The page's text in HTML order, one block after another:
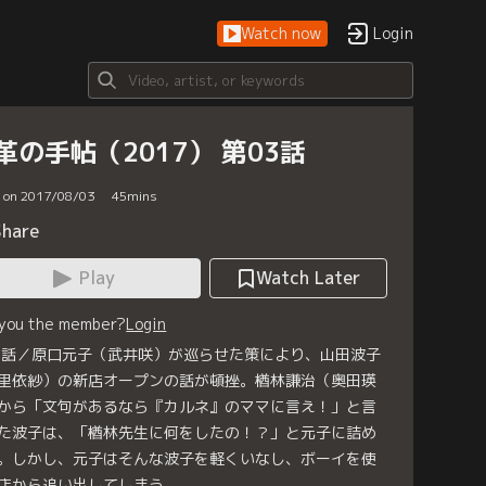
Watch now Login
の手帖（2017） 第03話
on 2017/08/03 45mins
Play
Watch Later
the member?Login
／原口元子（武井咲）が巡らせた策により、山田波子
依紗）の新店オープンの話が頓挫。楢林謙治（奥田瑛
ら「文句があるなら『カルネ』のママに言え！」と言
波子は、「楢林先生に何をしたの！？」と元子に詰め
しかし、元子はそんな波子を軽くいなし、ボーイを使